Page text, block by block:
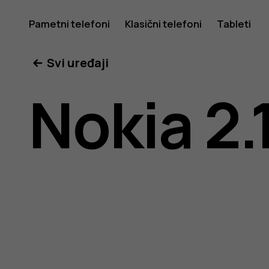
Nokia
2.1
uputstvo
Pametni telefoni Klasični telefoni Tableti
Svi uređaji
Nokia